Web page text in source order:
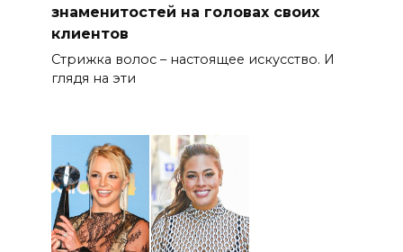
знаменитостей на головах своих
клиентов
Стрижка волос – настоящее искусство. И
глядя на эти